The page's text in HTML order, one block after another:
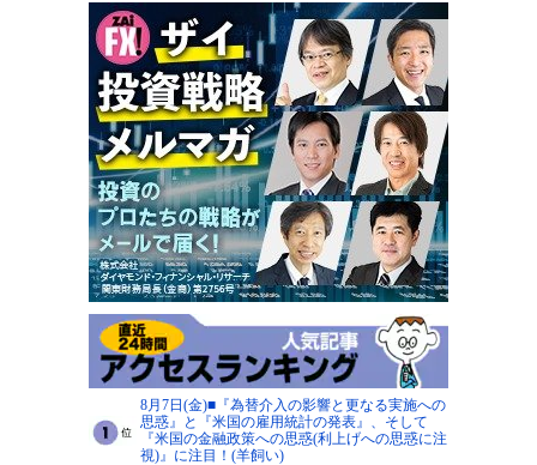
8月7日(金)■『為替介入の影響と更なる実施への
思惑』と『米国の雇用統計の発表』、そして
『米国の金融政策への思惑(利上げへの思惑に注
視)』に注目！(羊飼い)